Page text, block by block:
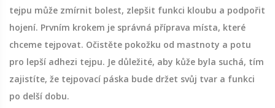
tejpu může zmírnit bolest, zlepšit funkci kloubu a podpořit
hojení. Prvním krokem je správná příprava místa, které
chceme tejpovat. Očistěte pokožku od mastnoty a potu
pro lepší adhezi tejpu. Je důležité, aby kůže byla suchá, tím
zajistíte, že tejpovací páska bude držet svůj tvar a funkci
po delší dobu.